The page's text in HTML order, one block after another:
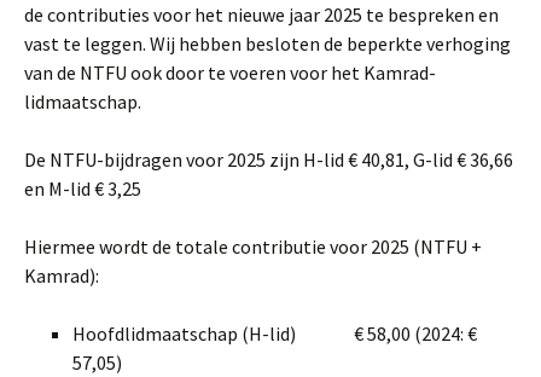
de contributies voor het nieuwe jaar 2025 te bespreken en
vast te leggen. Wij hebben besloten de beperkte verhoging
van de NTFU ook door te voeren voor het Kamrad-
lidmaatschap.
De NTFU-bijdragen voor 2025 zijn H-lid € 40,81, G-lid € 36,66
en M-lid € 3,25
Hiermee wordt de totale contributie voor 2025 (NTFU +
Kamrad):
Hoofdlidmaatschap (H-lid) € 58,00 (2024: €
57,05)